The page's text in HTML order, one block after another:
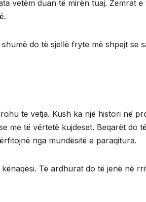
vetëm duan të mirën tuaj. Zemrat
do të sjellë fryte më shpejt se
te vetja. Kush ka një histori në
me të vërtetë kujdeset. Beqarët do
nga mundësitë e paraqitura.
Të ardhurat do të jenë në